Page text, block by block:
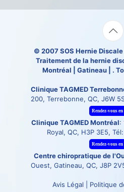
© 2007SOS Hernie Discale
Traitement de la hernie
Montréal | Gatineau | .
Clinique TAGMED
200, Terrebonne, QC, J6W
Rendez-vous
Clinique TAGMED Montréal:
Royal, QC, H3P 3E5, Tél:
Rendez-vous
Centre chiropratique de
Ouest, Gatineau, QC, J8P
Avis Légal Politique